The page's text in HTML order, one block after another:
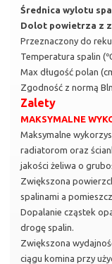
Średnica wylotu
Dolot powietrza z
Przeznaczony do
Temperatura spalin
Max długość polan
Zgodność z normą
Zalety
MAKSYMALNE
Maksymalne
radiatorom oraz
jakości żeliwa o
Zwiększona
spalinami a
Dopalanie cząstek
drogę spalin.
Zwiększona
ciągu komina przy